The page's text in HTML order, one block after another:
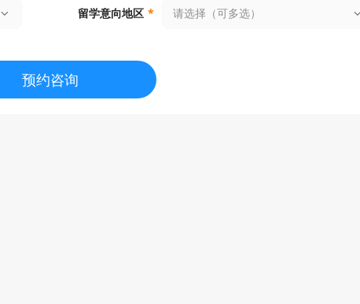
留学意向地区 * 请选择（可多选）
预约咨询